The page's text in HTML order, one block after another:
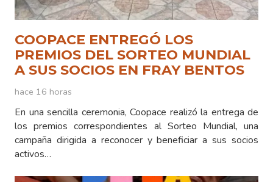
COOPACE ENTREGÓ LOS
PREMIOS DEL SORTEO MUNDIAL
A SUS SOCIOS EN FRAY BENTOS
hace 16 horas
En una sencilla ceremonia, Coopace realizó la entrega de
los premios correspondientes al Sorteo Mundial, una
campaña dirigida a reconocer y beneficiar a sus socios
activos…